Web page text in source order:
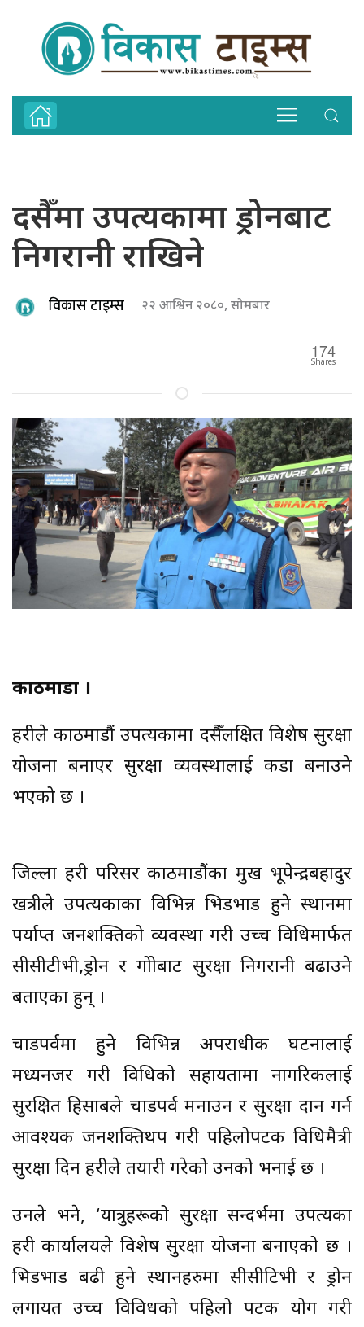
दसैँमा उपत्यकामा ड्रोनबाट
निगरानी राखिने
विकास टाइम्स २२ आश्विन २०८०, सोमबार
174
Shares
काठमाडौं ।
प्रहरीले काठमाडौं उपत्यकामा दसैँलक्षित विशेष सुरक्षा
योजना बनाएर सुरक्षा व्यवस्थालाई कडा बनाउने
भएको छ ।
जिल्ला प्रहरी परिसर काठमाडौंका प्रमुख भूपेन्द्रबहादुर
खत्रीले उपत्यकाका विभिन्न भिडभाड हुने स्थानमा
पर्याप्त जनशक्तिको व्यवस्था गरी उच्च प्रविधिमार्फत
सीसीटीभी,ड्रोन र गोप्रोबाट सुरक्षा निगरानी बढाउने
बताएका हुन् ।
चाडपर्वमा हुने विभिन्न अपराधीक घटनालाई
मध्यनजर गरी प्रविधिको सहायतामा नागरिकलाई
सुरक्षित हिसाबले चाडपर्व मनाउन र सुरक्षा प्रदान गर्न
आवश्यक जनशक्तिथप गरी पहिलोपटक प्रविधिमैत्री
सुरक्षा दिन प्रहरीले तयारी गरेको उनको भनाई छ ।
उनले भने, ‘यात्रुहरूको सुरक्षा सन्दर्भमा उपत्यका
प्रहरी कार्यालयले विशेष सुरक्षा योजना बनाएको छ ।
भिडभाड बढी हुने स्थानहरुमा सीसीटिभी र ड्रोन
लगायत उच्च प्रविविधको पहिलो पटक प्रयोग गरी